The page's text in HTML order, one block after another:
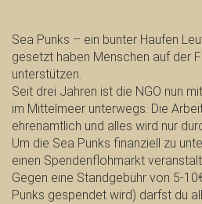
Sea Punks – ein bunter Haufen
gesetzt haben Menschen auf der
unterstützen.
Seit drei Jahren ist die NGO nun
im Mittelmeer unterwegs. Die
ehrenamtlich und alles wird nur
Um die Sea Punks finanziell zu
einen Spendenflohmarkt
Gegen eine Standgebühr von 5-
Punks gespendet wird) darfst du